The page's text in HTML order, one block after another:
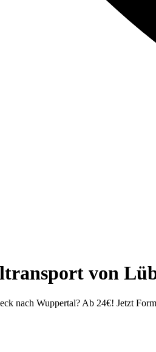
von
nach Wuppertal? Ab 24€! Jetzt